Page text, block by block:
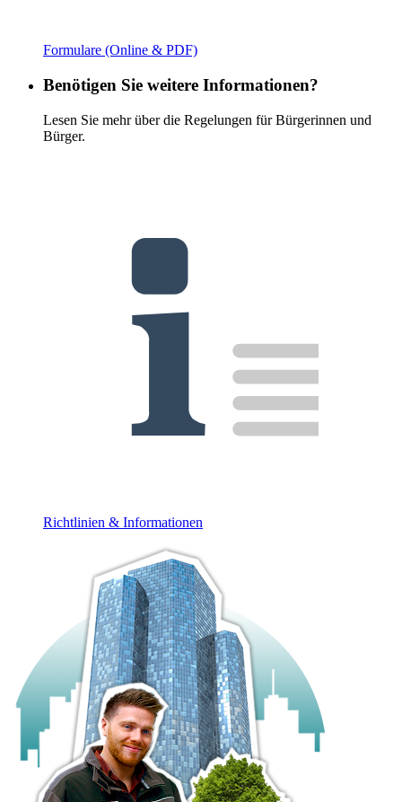
Formulare (Online & PDF)
Benötigen Sie weitere Informationen?
Lesen Sie mehr über die Regelungen für Bürgerinnen und
Bürger.
Richtlinien & Informationen